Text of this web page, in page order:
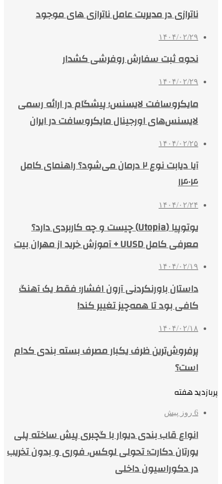
ناترازی در مدیریت عامل ناترازی های موجود
۱۴۰۴/۰۲/۲۹
نحوه ثبت سفارش روفرشی کشدار
۱۴۰۴/۰۲/۲۹
مایکروسافت لایسنس؛ پیشگام در ارائه رسمی
لایسنس‌های اورجینال مایکروسافت در ایران
۱۴۰۴/۰۲/۲۵
آیا دیابت نوع ۲ درمان می‌شود؟ راهنمای کامل
۱۴۰۴
۱۴۰۴/۰۲/۲۴
یوتوپیا (Utopia) چیست و چه کاربردی دارد؟
معرفی کامل UUSD + آموزش خرید از مهران بیت
۱۴۰۴/۰۲/۱۹
داستان باورنکردنی آرون افشار؛ فقط یک آهنگ
کافی بود تا همه‌چیز تغییر کند!
۱۴۰۴/۰۲/۱۸
پرفروش‌ترین ظرف یکبار مصرف بسته بندی کدام
است؟
پربازدید هفته
6 روز پیش
انواع قاب بندی دیوار با گچبری پیش ساخته پلی
یورتان دکارت؛ تحولی لوکس، فوری و بدون تخریب
در دکوراسیون داخلی